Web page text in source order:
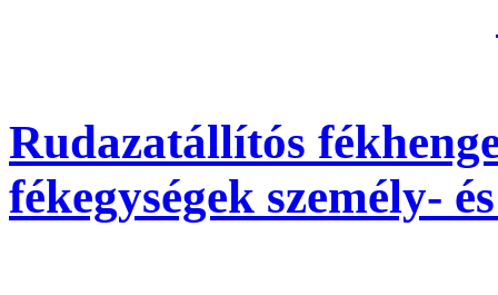
Rudazatállítós
fékegységek személy-